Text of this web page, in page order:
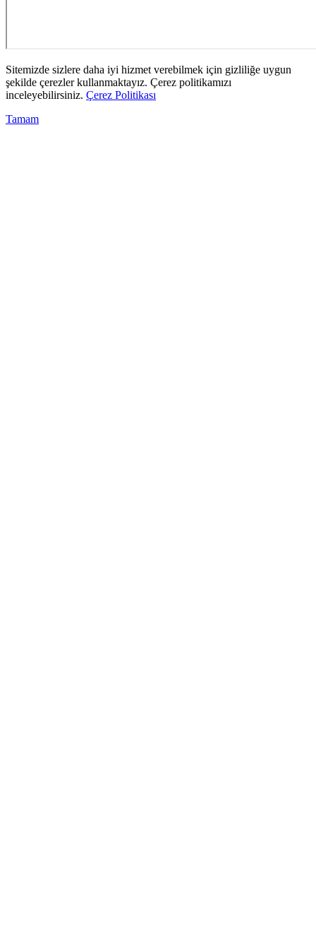
Sitemizde sizlere daha iyi hizmet verebilmek için gizliliğe uygun
şekilde çerezler kullanmaktayız. Çerez politikamızı
inceleyebilirsiniz. Çerez Politikası
Tamam